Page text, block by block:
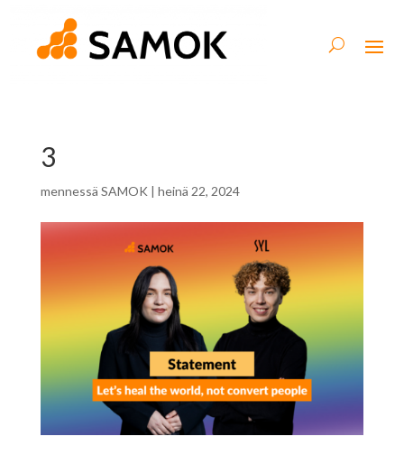
3
mennessä SAMOK | heinä 22, 2024